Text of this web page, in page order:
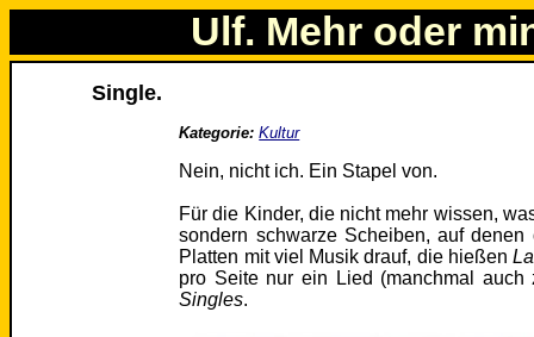
Ulf. Mehr oder
Single.
Kategorie: Kultur
Nein, nicht ich. Ein Stapel von.
Für die Kinder, die nicht mehr wissen,
sondern schwarze Scheiben, auf
Platten mit viel Musik drauf, die hießen
pro Seite nur ein Lied (manchmal
Singles.